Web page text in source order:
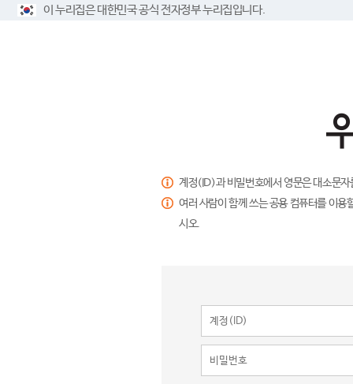
이 누리집은 대한민국 공식 전자정부 누리집입니다.
계정(ID)과 비밀번호에서 영문은 대소문
여러 사람이 함께 쓰는 공용 컴퓨터를 이
시오.